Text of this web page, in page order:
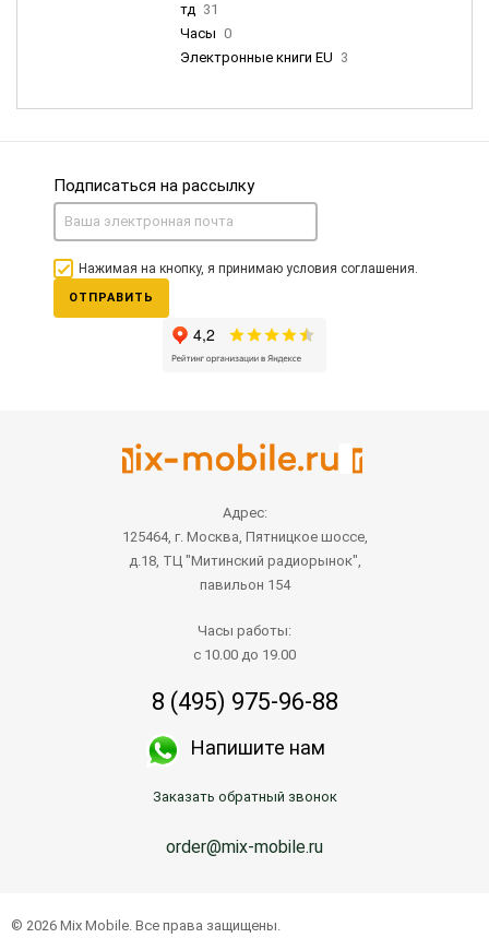
тд 31
Часы 0
Электронные книги EU 3
Подписаться на рассылку
Нажимая на кнопку, я принимаю условия соглашения.
ОТПРАВИТЬ
Адрес:
125464, г. Москва, Пятницкое шоссе,
д.18, ТЦ "Митинский радиорынок",
павильон 154
Часы работы:
с 10.00 до 19.00
8 (495) 975-96-88
Напишите нам
Заказать обратный звонок
order@mix-mobile.ru
© 2026 Mix Mobile. Все права защищены.